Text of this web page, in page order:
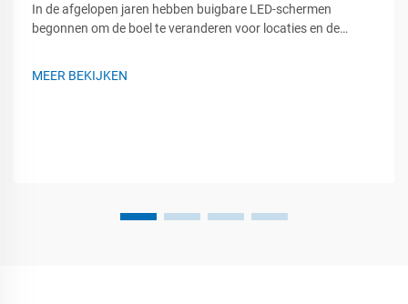
In de afgelopen jaren hebben buigbare LED-schermen
begonnen om de boel te veranderen voor locaties en de
MEER BEKIJKEN